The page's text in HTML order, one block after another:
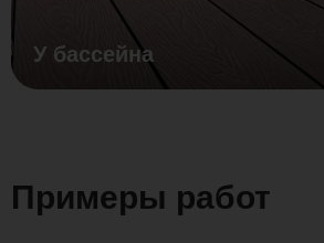
У бассейна
Примеры работ